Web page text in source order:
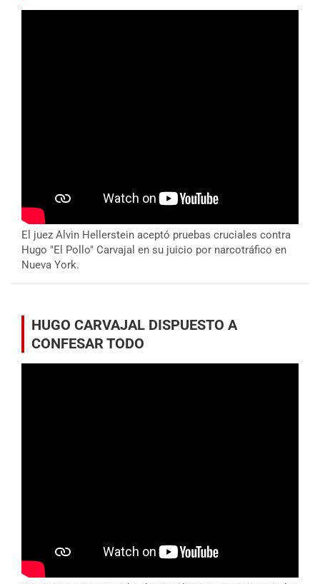
El juez Alvin Hellerstein aceptó pruebas cruciales contra
Hugo "El Pollo" Carvajal en su juicio por narcotráfico en
Nueva York.
HUGO CARVAJAL DISPUESTO A
CONFESAR TODO